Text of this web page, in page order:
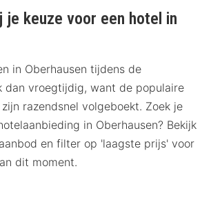
je keuze voor een hotel in
in Oberhausen tijdens de
dan vroegtijdig, want de populaire
razendsnel volgeboekt. Zoek je
in Oberhausen? Bekijk
en filter op 'laagste prijs' voor
dit moment.